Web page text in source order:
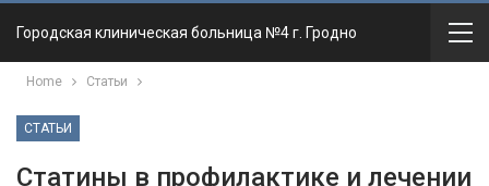
Городская клиническая больница №4 г. Гродно
Home Статьи
СТАТЬИ
Статины в профилактике и лечении